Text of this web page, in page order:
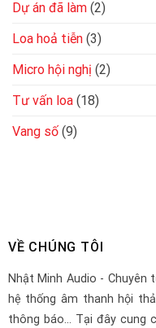
Dự án đã làm (2)
Loa hoả tiễn (3)
Micro hội nghị (2)
Tư vấn loa (18)
Vang số (9)
VỀ CHÚNG TÔI
Nhật Minh Audio - Chuyên
hệ thống âm thanh hội
thông báo... Tại đây cung